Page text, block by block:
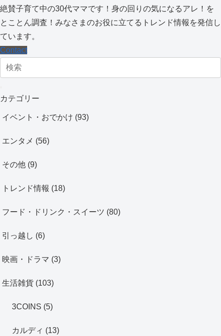
絶賛子育て中の30代ママです！身の回りの気になるアレ！を
とことん調査！みなさまのお役に立てるトレンド情報を発信し
ています。
Contact
カテゴリー
イベント・おでかけ (93)
エンタメ (56)
その他 (9)
トレンド情報 (18)
フード・ドリンク・スイーツ (80)
引っ越し (6)
映画・ドラマ (3)
生活雑貨 (103)
3COINS (5)
カルディ (13)